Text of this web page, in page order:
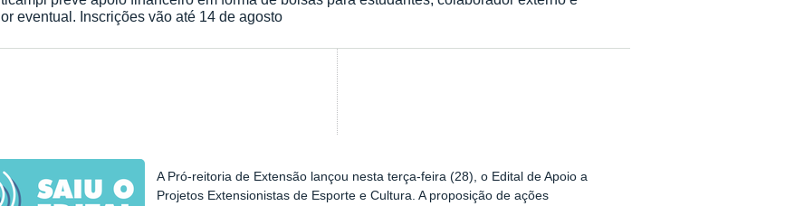
eventual. Inscrições vão até 14 de agosto
A Pró-reitoria de Extensão lançou nesta terça-feira (28), o Edital de Apoio a
Projetos Extensionistas de Esporte e Cultura. A proposição de ações